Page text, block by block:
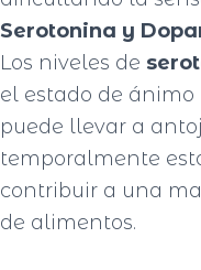
Serotonina y
Los niveles de
el estado de ánimo
puede llevar a
temporalmente
contribuir a una
de alimentos.